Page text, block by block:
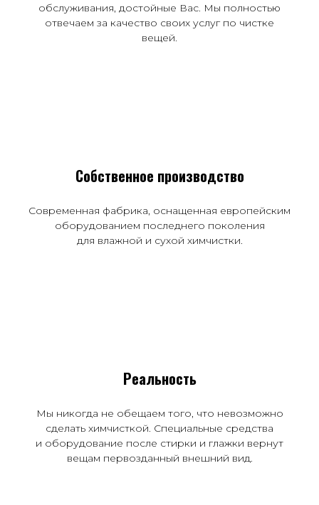
обслуживания, достойные Вас. Мы полностью
отвечаем за качество своих услуг по чистке
вещей.
Собственное производство
Современная фабрика, оснащенная европейским
оборудованием последнего поколения
для влажной и сухой химчистки.
Реальность
Мы никогда не обещаем того, что невозможно
сделать химчисткой. Специальные средства
и оборудование после стирки и глажки вернут
вещам первозданный внешний вид.